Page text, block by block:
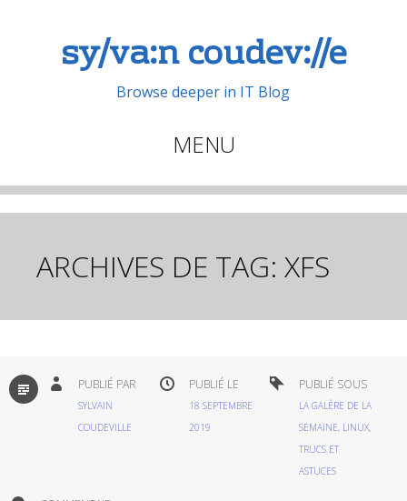
sy/va:n coudev://e
Browse deeper in IT Blog
MENU
Aller
ARCHIVES DE TAG: XFS
PAR
DÉFAUT
PUBLIÉ PAR
SYLVAIN
COUDEVILLE
PUBLIÉ LE
18 SEPTEMBRE
2019
PUBLIÉ SOUS
LA GALÈRE DE LA
SEMAINE, LINUX,
TRUCS ET
ASTUCES